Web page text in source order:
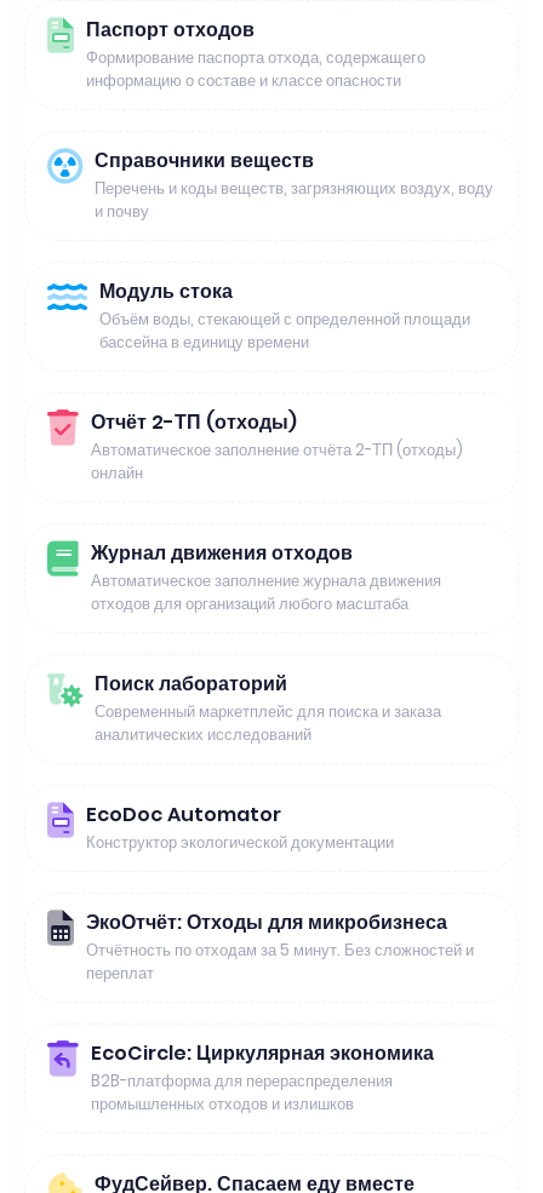
Паспорт отходов
Формирование паспорта отхода, содержащего
информацию о составе и классе опасности
Справочники веществ
Перечень и коды веществ, загрязняющих воздух, воду
и почву
Модуль стока
Объём воды, стекающей с определенной площади
бассейна в единицу времени
Отчёт 2-ТП (отходы)
Автоматическое заполнение отчёта 2-ТП (отходы)
онлайн
Журнал движения отходов
Автоматическое заполнение журнала движения
отходов для организаций любого масштаба
Поиск лабораторий
Современный маркетплейс для поиска и заказа
аналитических исследований
EcoDoc Automator
Конструктор экологической документации
ЭкоОтчёт: Отходы для микробизнеса
Отчётность по отходам за 5 минут. Без сложностей и
переплат
EcoCircle: Циркулярная экономика
B2B-платформа для перераспределения
промышленных отходов и излишков
ФудСейвер. Спасаем еду вместе